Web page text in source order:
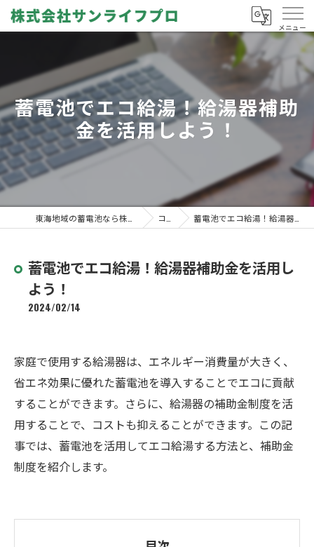
蓄電池でエコ給湯！給湯器補助
金を活用しよう！
コラム 蓄電池でエコ給湯！給湯器補助金を活用しよう！
蓄電池でエコ給湯！給湯器補助金を活用し
よう！
2024/02/14
家庭で使用する給湯器は、エネルギー消費量が大きく、
省エネ効果に優れた蓄電池を導入することでエコに貢献
することができます。さらに、給湯器の補助金制度を活
用することで、コストも抑えることができます。この記
事では、蓄電池を活用してエコ給湯する方法と、補助金
制度を紹介します。